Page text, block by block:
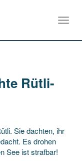
Rütli-
Sie dachten, ihr
Es drohen
See ist strafbar!